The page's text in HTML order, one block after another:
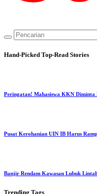
Hand-Picked Top-Read Stories
Peringatan! Mahasiswa KKN
Pusat Kerohanian UIN IB Harus
Banjir Rendam Kawasan Lubuk
Trending Tags